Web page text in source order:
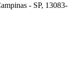
- SP, 13083-